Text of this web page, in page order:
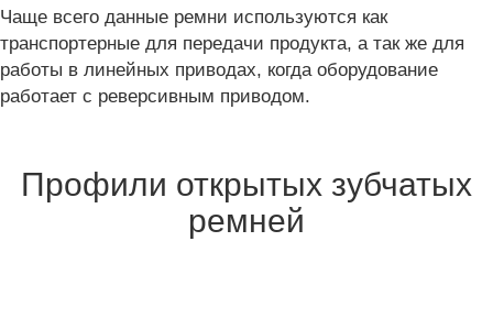
Чаще всего данные ремни используются как
транспортерные для передачи продукта, а так же для
работы в линейных приводах, когда оборудование
работает с реверсивным приводом.
Профили открытых зубчатых
ремней